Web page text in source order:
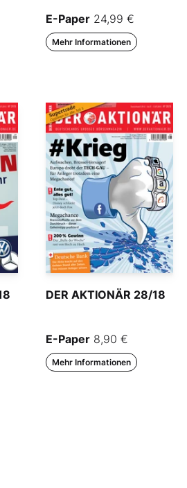
E-Paper 24,99 €
Mehr Informationen
DER AKTIONÄR 28/18
E-Paper 8,90 €
Mehr Informationen